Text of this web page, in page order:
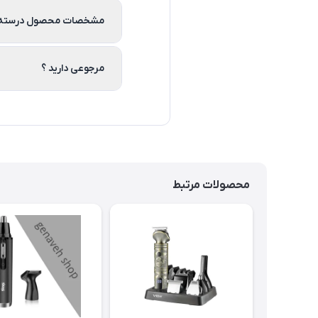
مشخصات محصول
مرجوعی دارید ؟
محصولات مرتبط